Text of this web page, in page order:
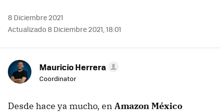
8 Diciembre 2021
Actualizado 8 Diciembre 2021, 18:01
Mauricio Herrera
Coordinator
Desde hace ya mucho, en Amazon México